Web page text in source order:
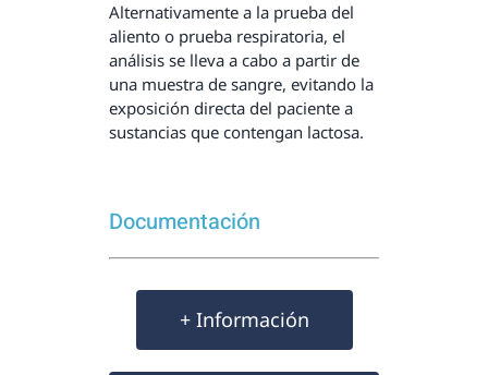
Alternativamente a la prueba del
aliento o prueba respiratoria, el
análisis se lleva a cabo a partir de
una muestra de sangre, evitando la
exposición directa del paciente a
sustancias que contengan lactosa.
Documentación
+ Información